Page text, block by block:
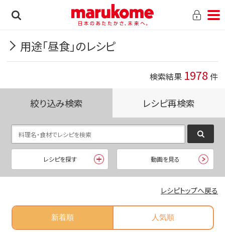
用途「昼食」のレシピ
検索結果 1978 件
絞り込み検索 レシピ再検索
レシピを探す 動画を見る
レシピトップへ戻る
新着順 人気順